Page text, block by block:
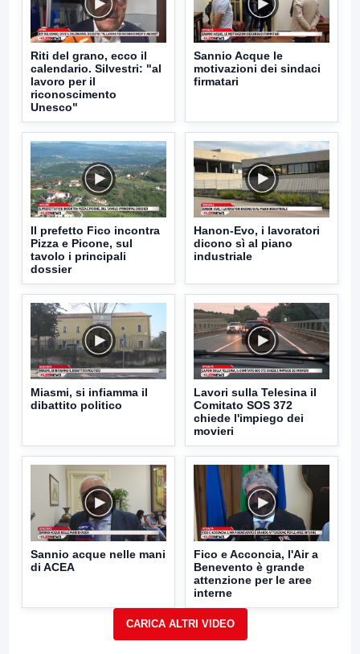
Riti del grano, ecco il
calendario. Silvestri: "al
lavoro per il
riconoscimento
Unesco"
Sannio Acque le
motivazioni dei sindaci
firmatari
Il prefetto Fico incontra
Pizza e Picone, sul
tavolo i principali
dossier
Hanon-Evo, i lavoratori
dicono sì al piano
industriale
Miasmi, si infiamma il
dibattito politico
Lavori sulla Telesina il
Comitato SOS 372
chiede l'impiego dei
movieri
Sannio acque nelle mani
di ACEA
Fico e Acconcia, l'Air a
Benevento è grande
attenzione per le aree
interne